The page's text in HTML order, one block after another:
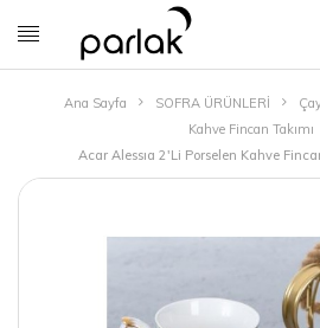
Ana Sayfa SOFRA ÜRÜNLERİ
Kahve Fincan Takımı
Acar Alessıa 2'Li Porselen Kahve